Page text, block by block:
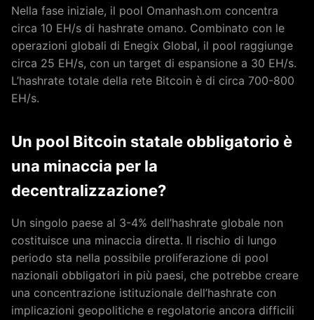
Nella fase iniziale, il pool Omanhash.om concentra
circa 10 EH/s di hashrate omano. Combinato con le
operazioni globali di Enegix Global, il pool raggiunge
circa 25 EH/s, con un target di espansione a 30 EH/s.
L’hashrate totale della rete Bitcoin è di circa 700-800
EH/s.
Un pool Bitcoin statale obbligatorio è
una minaccia per la
decentralizzazione?
Un singolo paese al 3-4% dell’hashrate globale non
costituisce una minaccia diretta. Il rischio di lungo
periodo sta nella possibile proliferazione di pool
nazionali obbligatori in più paesi, che potrebbe creare
una concentrazione istituzionale dell’hashrate con
implicazioni geopolitiche e regolatorie ancora difficili